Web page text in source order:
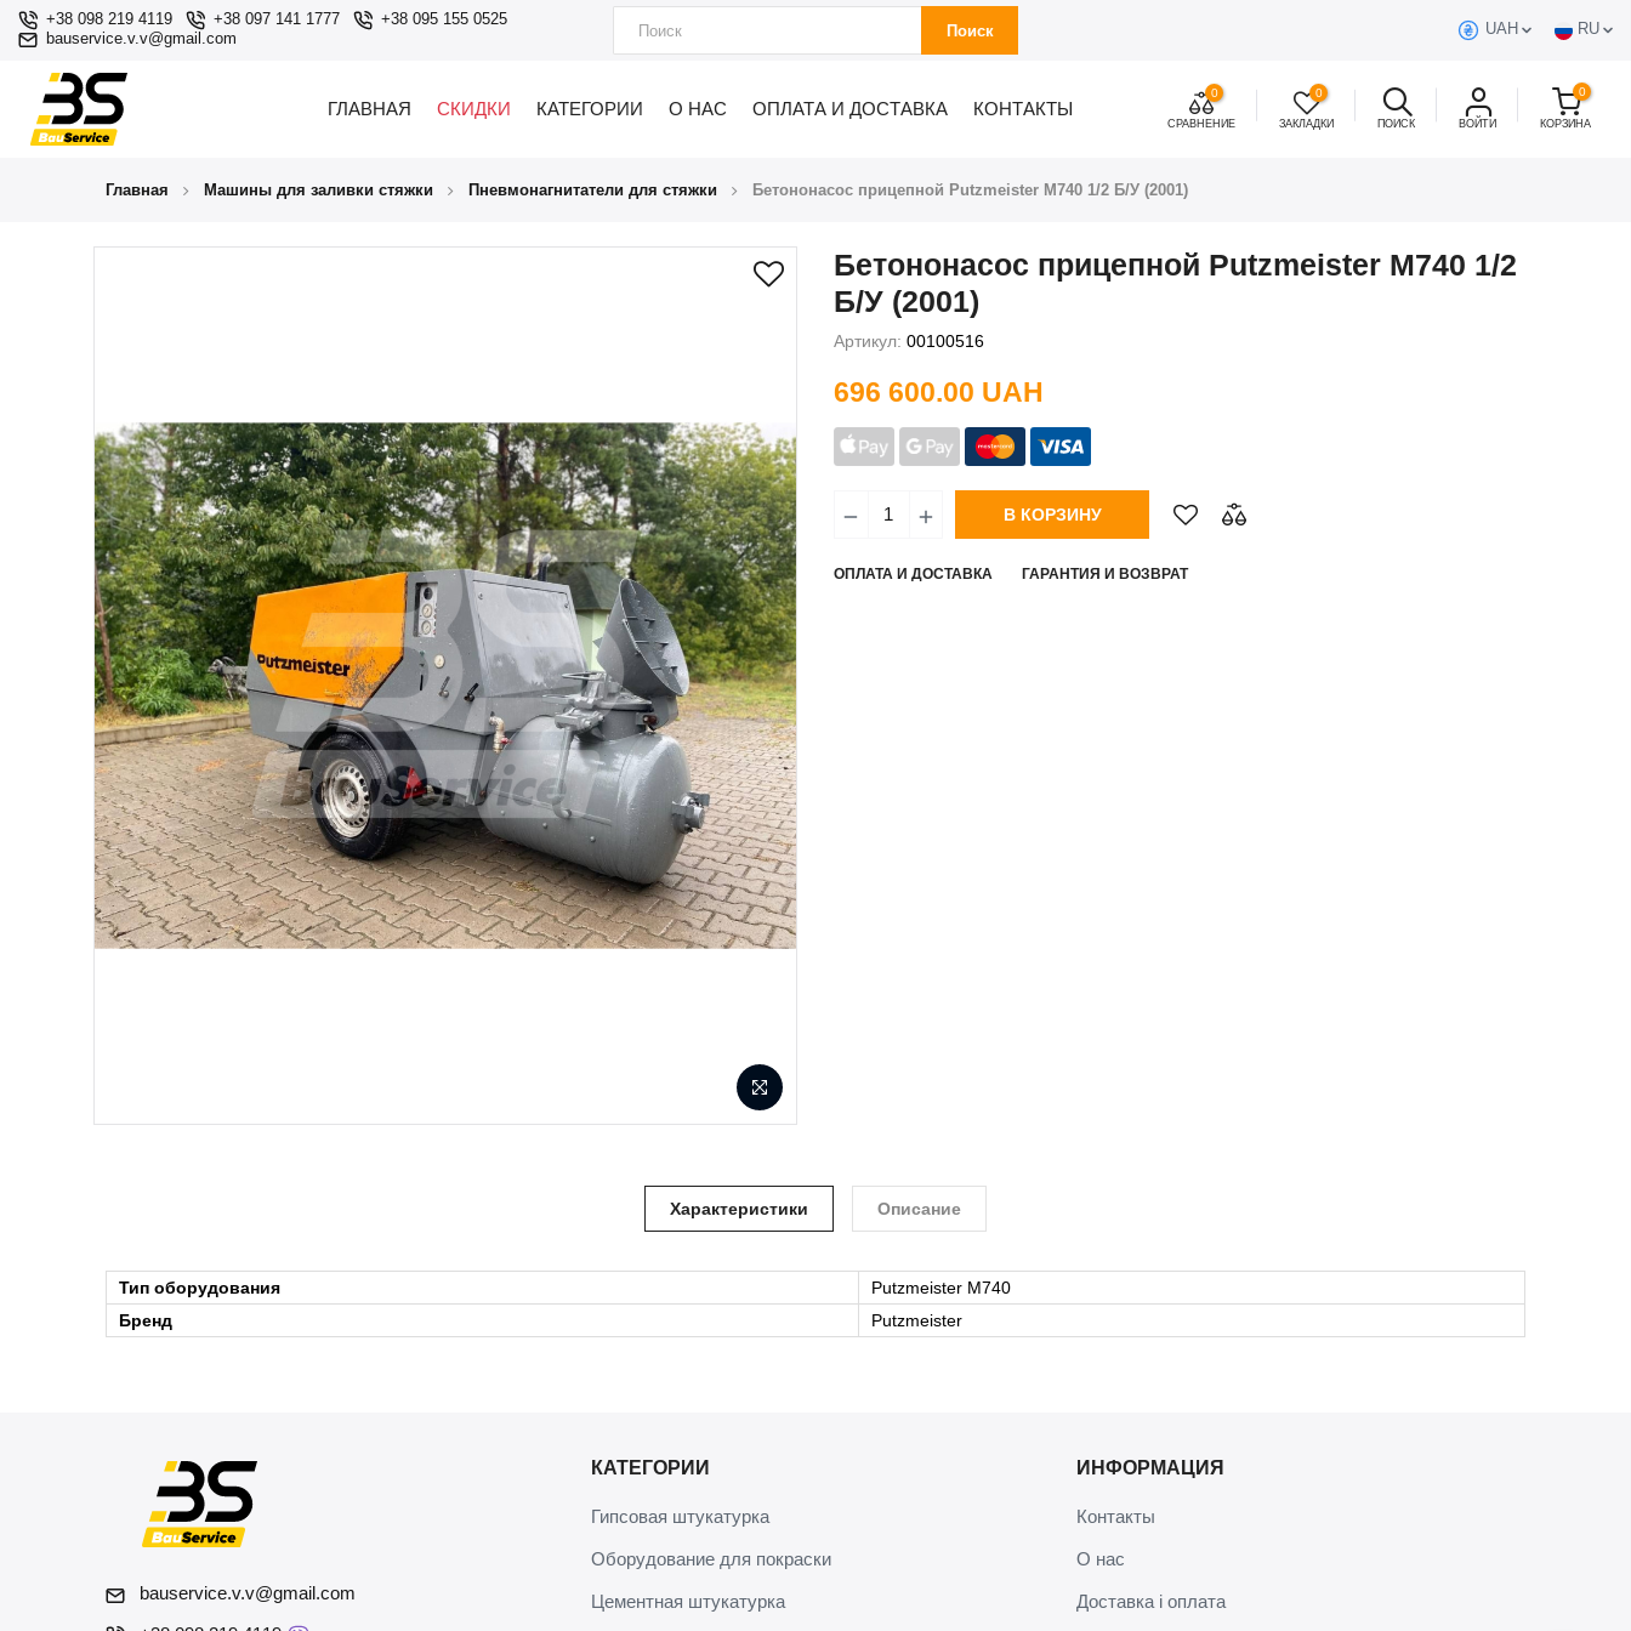
+38 098 219 4119 +38 097 141 1777
+38 095 155 0525
bauservice.v.v@gmail.com
Поиск UAH RU
ГЛАВНАЯ СКИДКИ КАТЕГОРИИ О НАС ОПЛАТА И ДОСТАВКА КОНТАКТЫ
0
СРАВНЕНИЕ
0
ЗАКЛАДКИ ПОИСК ВОЙТИ
0
КОРЗИНА
Главная Машины для заливки стяжки Пневмонагнитатели для стяжки Бетононасос прицепной Putzmeister М740 1/2 Б/У (2001)
Бетононасос прицепной Putzmeister М740 1/2
Б/У (2001)
Артикул: 00100516
696 600.00 UAH
В КОРЗИНУ
ОПЛАТА И ДОСТАВКА ГАРАНТИЯ И ВОЗВРАТ
Характеристики Описание
Тип оборудования
Putzmeister М740
Бренд
Putzmeister
bauservice.v.v@gmail.com
КАТЕГОРИИ
Гипсовая штукатурка
Оборудование для покраски
Цементная штукатурка
ИНФОРМАЦИЯ
Контакты
О нас
Доставка і оплата